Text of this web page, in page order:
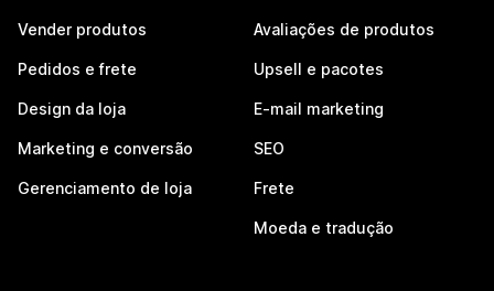
Vender produtos
Pedidos e frete
Design da loja
Marketing e conversão
Gerenciamento de loja
Avaliações de produtos
Upsell e pacotes
E-mail marketing
SEO
Frete
Moeda e tradução